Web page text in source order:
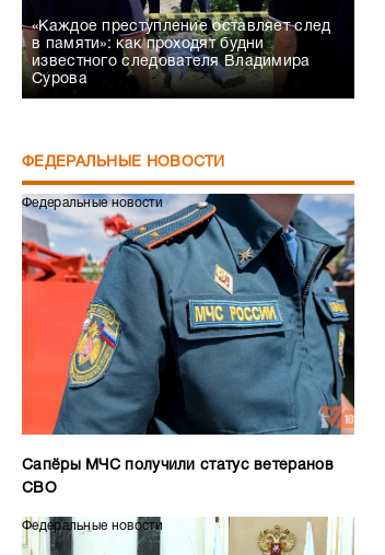
«Каждое преступление оставляет след
в памяти»: как проходят будни
известного следователя Владимира
Сурова
ФЕДЕРАЛЬНЫЕ НОВОСТИ
Федеральные новости
Сапёры МЧС получили статус ветеранов
СВО
Федеральные новости